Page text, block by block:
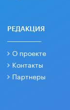
РЕДАКЦИЯ
О проекте
Контакты
Партнеры